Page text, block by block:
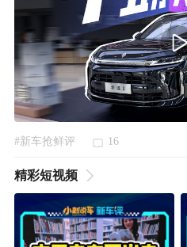
#新车抢鲜评 16
精彩短视频